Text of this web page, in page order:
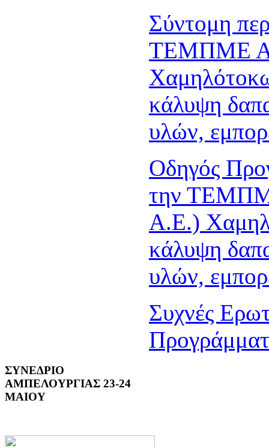
Σύντομη
ΤΕΜΠΜΕ
κάλυψη
υλών,
Οδηγός
την
Α.Ε.)
κάλυψη
υλών,
Συχνές
ΣΥΝΕΔΡΙΟ
ΑΜΠΕΛΟΥΡΓΙΑΣ 23-24
ΜΑΙΟΥ